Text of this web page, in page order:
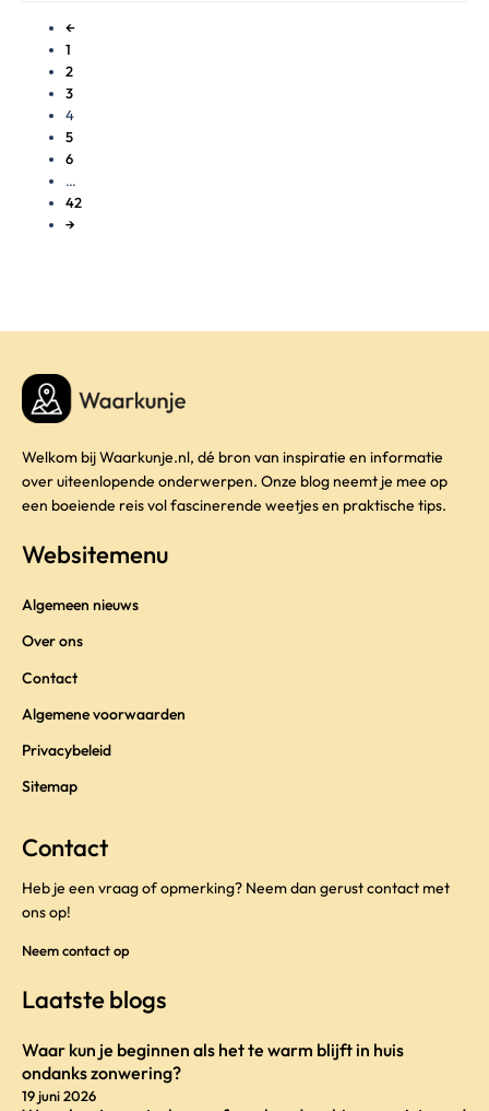
←
1
2
3
4
5
6
…
42
→
Welkom bij Waarkunje.nl, dé bron van inspiratie en informatie
over uiteenlopende onderwerpen. Onze blog neemt je mee op
een boeiende reis vol fascinerende weetjes en praktische tips.
Websitemenu
Algemeen nieuws
Over ons
Contact
Algemene voorwaarden
Privacybeleid
Sitemap
Contact
Heb je een vraag of opmerking? Neem dan gerust contact met
ons op!
Neem contact op
Laatste blogs
Waar kun je beginnen als het te warm blijft in huis
ondanks zonwering?
19 juni 2026